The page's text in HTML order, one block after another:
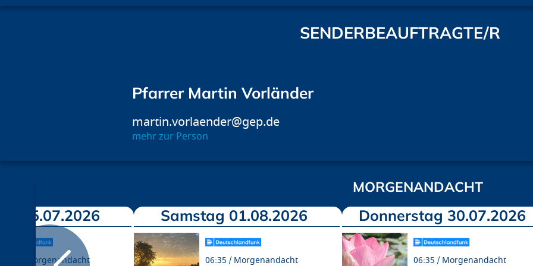
SENDERBEAUFTRAGTE/R
Pfarrer Martin Vorländer
martin.vorlaender@gep.de
mehr zur Person
MORGENANDACHT
15.07.2026
Morgenandacht
Samstag 01.08.2026
06:35 Morgenandacht
Donnerstag 30.07.2026
06:35 Morgenandacht